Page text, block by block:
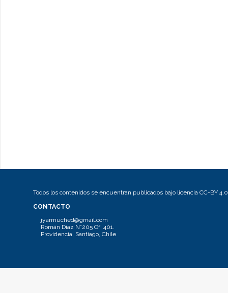
Todos los contenidos se encuentran publicados bajo licencia CC-BY 4.0
CONTACTO
jyarmuched@gmail.com
Román Díaz N°205 Of. 401.
Providencia, Santiago, Chile